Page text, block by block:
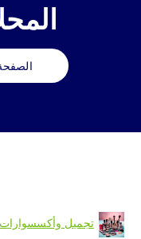
تجميل وأكسسوارات